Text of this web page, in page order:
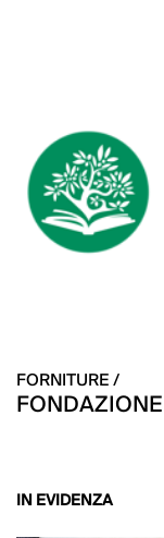
FORNITURE /
IN EVIDENZA